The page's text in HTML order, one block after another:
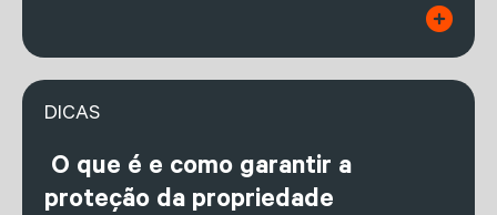
DICAS
O que é e como garantir a
proteção da propriedade